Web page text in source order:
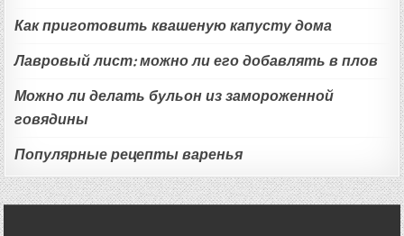
Как приготовить квашеную капусту дома
Лавровый лист: можно ли его добавлять в плов
Можно ли делать бульон из замороженной
говядины
Популярные рецепты варенья